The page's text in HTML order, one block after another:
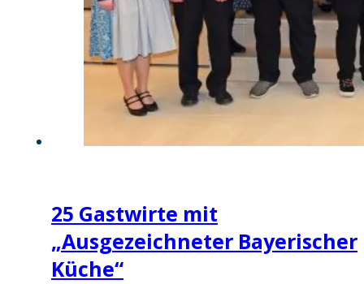
25 Gastwirte mit
„Ausgezeichneter Bayerischer
Küche“